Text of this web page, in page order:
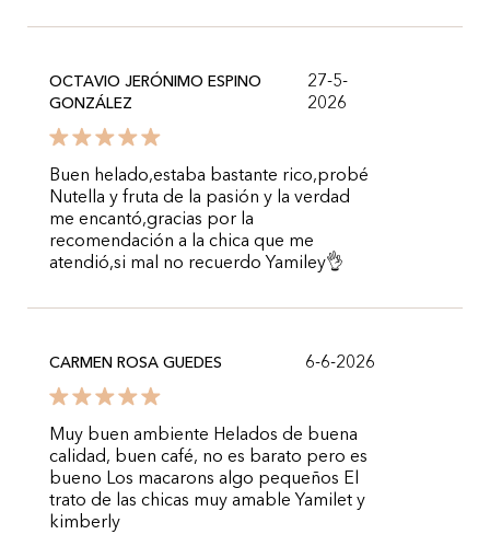
OCTAVIO JERÓNIMO ESPINO
GONZÁLEZ
27-5-
2026
Buen helado,estaba bastante rico,probé
Nutella y fruta de la pasión y la verdad
me encantó,gracias por la
recomendación a la chica que me
atendió,si mal no recuerdo Yamiley👌
CARMEN ROSA GUEDES 6-6-2026
Muy buen ambiente Helados de buena
calidad, buen café, no es barato pero es
bueno Los macarons algo pequeños El
trato de las chicas muy amable Yamilet y
kimberly